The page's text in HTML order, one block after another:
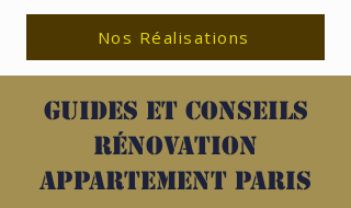
Nos Réalisations
Guides et conseils
rénovation
appartement Paris